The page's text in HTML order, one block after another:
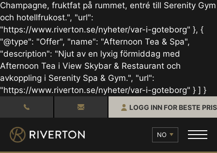
Champagne, fruktfat på rummet, entré till Serenity Gym
och hotellfrukost.", "url":
"https://www.riverton.se/nyheter/var-i-goteborg" }, {
"@type": "Offer", "name": "Afternoon Tea & Spa",
"description": "Njut av en lyxig förmiddag med
Afternoon Tea i View Skybar & Restaurant och
avkoppling i Serenity Spa & Gym.", "url":
"https://www.riverton.se/nyheter/var-i-goteborg" } ] }
LOGG INN FOR BESTE PRIS
NO